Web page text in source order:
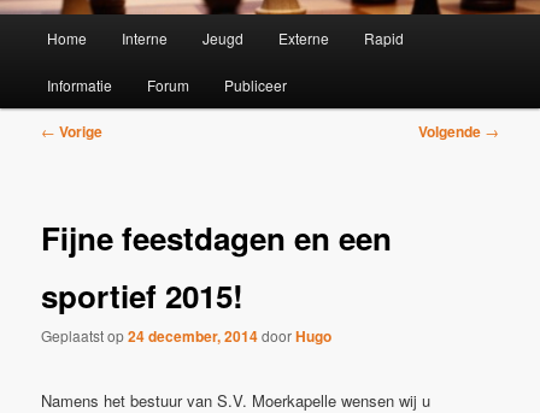
Home Interne Jeugd Externe Rapid
Informatie Forum Publiceer
Bericht
← Vorige Volgende →
Fijne feestdagen en een
sportief 2015!
Geplaatst op24 december, 2014doorHugo
Namens het bestuur van S.V. Moerkapelle wensen wij u